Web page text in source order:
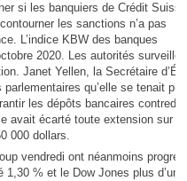
si les banquiers de Crédit
les sanctions n’a pas
L’indice KBW des banques
2020. Les autorités
Janet Yellen, la Secrétaire
qu’elle se tenait
les dépôts bancaires
avait écarté toute extension sur
000 dollars.
vendredi ont néanmoins
% et le Dow Jones plus d’un